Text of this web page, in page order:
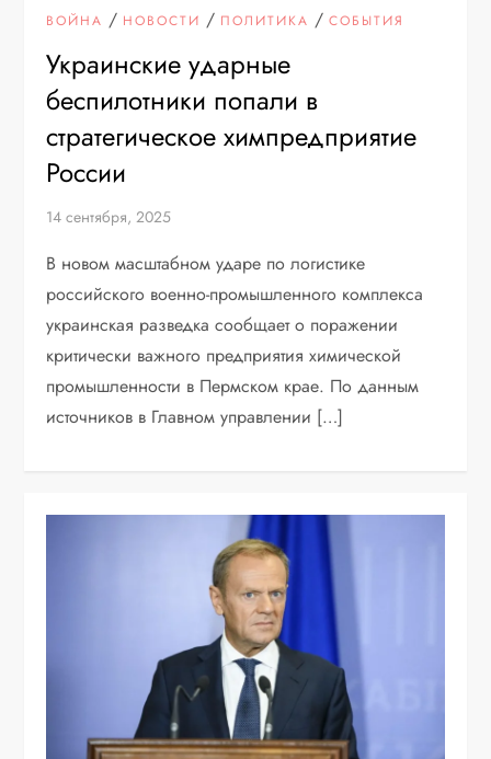
ВОЙНА / НОВОСТИ / ПОЛИТИКА /СОБЫТИЯ
Украинские ударные
беспилотники попали в
стратегическое химпредприятие
России
14 сентября, 2025
В новом масштабном ударе по логистике
российского военно-промышленного комплекса
украинская разведка сообщает о поражении
критически важного предприятия химической
промышленности в Пермском крае. По данным
источников в Главном управлении […]